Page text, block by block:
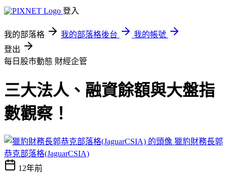
登入
我的部落格 我的部落格後台
我的帳號
登出
每日股市動態 財經企管
三大法人、融資餘額與大盤指
數觀察！
獵豹財務長郭
恭克部落格(JaguarCSIA)
12年前